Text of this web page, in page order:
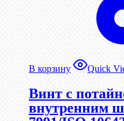
В корзину Quick
Винт с
внутренним